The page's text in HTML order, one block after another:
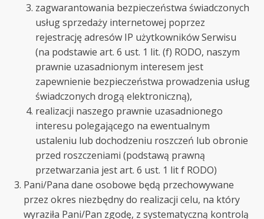
zagwarantowania bezpieczeństwa świadczonych
usług sprzedaży internetowej poprzez
rejestrację adresów IP użytkowników Serwisu
(na podstawie art. 6 ust. 1 lit. (f) RODO, naszym
prawnie uzasadnionym interesem jest
zapewnienie bezpieczeństwa prowadzenia usług
świadczonych drogą elektroniczną),
realizacji naszego prawnie uzasadnionego
interesu polegającego na ewentualnym
ustaleniu lub dochodzeniu roszczeń lub obronie
przed roszczeniami (podstawą prawną
przetwarzania jest art. 6 ust. 1 lit f RODO)
Pani/Pana dane osobowe będą przechowywane
przez okres niezbędny do realizacji celu, na który
wyraziła Pani/Pan zgodę, z systematyczną kontrolą